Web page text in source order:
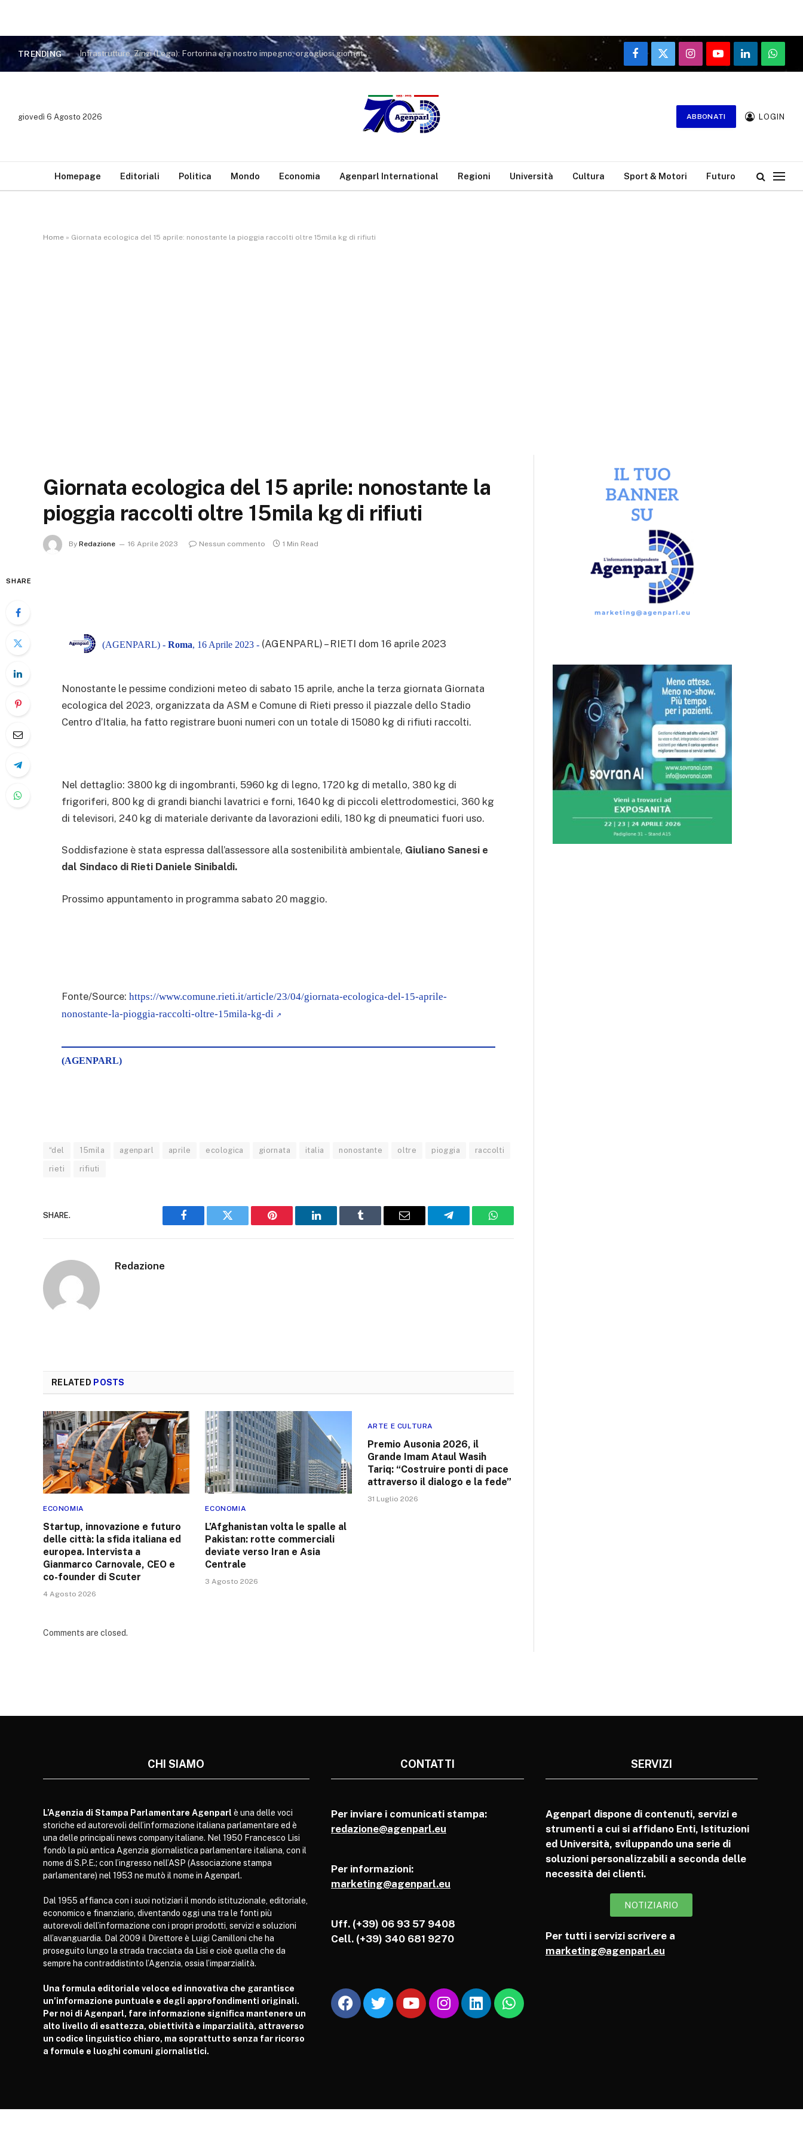
TRENDING Infrastrutture, Zinzi (Lega): Fortorina era nostro impegno, orgogliosi giornata di oggi
Facebook
X
(Twitter)
InstagramYouTubeLinkedIn
giovedì 6 Agosto 2026 ABBONATI LOGIN
Homepage Editoriali Politica Mondo Economia Agenparl International Regioni Università Cultura Sport & Motori Futuro
Home » Giornata ecologica del 15 aprile: nonostante la pioggia raccolti oltre 15mila kg di rifiuti
Giornata ecologica del 15 aprile: nonostante la
pioggia raccolti oltre 15mila kg di rifiuti
By Redazione 16 Aprile 2023 Nessun commento 1 Min Read
SHARE
(AGENPARL) - Roma, 16 Aprile 2023 - (AGENPARL) – RIETI dom 16 aprile 2023
Nonostante le pessime condizioni meteo di sabato 15 aprile, anche la terza giornata Giornata
ecologica del 2023, organizzata da ASM e Comune di Rieti presso il piazzale dello Stadio
Centro d’Italia, ha fatto registrare buoni numeri con un totale di 15080 kg di rifiuti raccolti.
Nel dettaglio: 3800 kg di ingombranti, 5960 kg di legno, 1720 kg di metallo, 380 kg di
frigoriferi, 800 kg di grandi bianchi lavatrici e forni, 1640 kg di piccoli elettrodomestici, 360 kg
di televisori, 240 kg di materiale derivante da lavorazioni edili, 180 kg di pneumatici fuori uso.
Soddisfazione è stata espressa dall’assessore alla sostenibilità ambientale, Giuliano Sanesi e
dal Sindaco di Rieti Daniele Sinibaldi.
Prossimo appuntamento in programma sabato 20 maggio.
Fonte/Source: https://www.comune.rieti.it/article/23/04/giornata-ecologica-del-15-aprile-
nonostante-la-pioggia-raccolti-oltre-15mila-kg-di
(AGENPARL)
“del 15mila agenparl aprile ecologica giornata italia nonostante oltre pioggia raccolti
rieti rifiuti
SHARE.
Facebook Twitter Pinterest LinkedIn Tumblr Email Telegram WhatsApp
Redazione
RELATED POSTS
ECONOMIA
Startup, innovazione e futuro
delle città: la sfida italiana ed
europea. Intervista a
Gianmarco Carnovale, CEO e
co-founder di Scuter
4 Agosto 2026
ECONOMIA
L’Afghanistan volta le spalle al
Pakistan: rotte commerciali
deviate verso Iran e Asia
Centrale
3 Agosto 2026
ARTE E CULTURA
Premio Ausonia 2026, il
Grande Imam Ataul Wasih
Tariq: “Costruire ponti di pace
attraverso il dialogo e la fede”
31 Luglio 2026
Comments are closed.
CHI SIAMO
L’Agenzia di Stampa Parlamentare Agenparl è una delle voci
storiche ed autorevoli dell’informazione italiana parlamentare ed è
una delle principali news company italiane. Nel 1950 Francesco Lisi
fondò la più antica Agenzia giornalistica parlamentare italiana, con il
nome di S.P.E.; con l’ingresso nell’ASP (Associazione stampa
parlamentare) nel 1953 ne mutò il nome in Agenparl.
Dal 1955 affianca con i suoi notiziari il mondo istituzionale, editoriale,
economico e finanziario, diventando oggi una tra le fonti più
autorevoli dell’informazione con i propri prodotti, servizi e soluzioni
all’avanguardia. Dal 2009 il Direttore è Luigi Camilloni che ha
proseguito lungo la strada tracciata da Lisi e cioè quella che da
sempre ha contraddistinto l’Agenzia, ossia l’imparzialità.
Una formula editoriale veloce ed innovativa che garantisce
un’informazione puntuale e degli approfondimenti originali.
Per noi di Agenparl, fare informazione significa mantenere un
alto livello di esattezza, obiettività e imparzialità, attraverso
un codice linguistico chiaro, ma soprattutto senza far ricorso
a formule e luoghi comuni giornalistici.
CONTATTI
Per inviare i comunicati stampa:
redazione@agenparl.eu
Per informazioni:
marketing@agenparl.eu
Uff. (+39) 06 93 57 9408
Cell. (+39) 340 681 9270
SERVIZI
Agenparl dispone di contenuti, servizi e
strumenti a cui si affidano Enti, Istituzioni
ed Università, sviluppando una serie di
soluzioni personalizzabili a seconda delle
necessità dei clienti.
NOTIZIARIO
Per tutti i servizi scrivere a
marketing@agenparl.eu